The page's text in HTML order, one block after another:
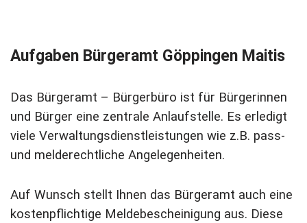
Aufgaben Bürgeramt Göppingen Maitis
Das Bürgeramt – Bürgerbüro ist für Bürgerinnen
und Bürger eine zentrale Anlaufstelle. Es erledigt
viele Verwaltungsdienstleistungen wie z.B. pass-
und melderechtliche Angelegenheiten.
Auf Wunsch stellt Ihnen das Bürgeramt auch eine
kostenpflichtige Meldebescheinigung aus. Diese